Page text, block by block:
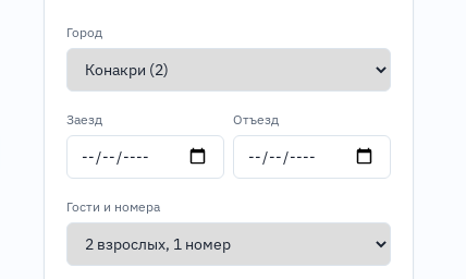
Город
Заезд Отъезд
Гости и номера